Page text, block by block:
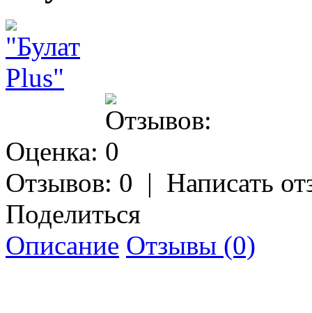
Оценка:
Отзывов: 0 | Написать
Поделиться
Описание Отзывы (0)